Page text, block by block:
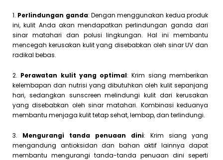
1. Perlindungan ganda: Dengan menggunakan kedua produk
ini, kulit Anda akan mendapatkan perlindungan ganda dari
sinar matahari dan polusi lingkungan. Hal ini membantu
mencegah kerusakan kulit yang disebabkan oleh sinar UV dan
radikal bebas.
2. Perawatan kulit yang optimal: Krim siang memberikan
kelembapan dan nutrisi yang dibutuhkan oleh kulit sepanjang
hari, sedangkan sunscreen melindungi kulit dari kerusakan
yang disebabkan oleh sinar matahari. Kombinasi keduanya
membantu menjaga kulit tetap sehat, lembap, dan terlindungi.
3. Mengurangi tanda penuaan dini: Krim siang yang
mengandung antioksidan dan bahan aktif lainnya dapat
membantu mengurangi tanda-tanda penuaan dini seperti